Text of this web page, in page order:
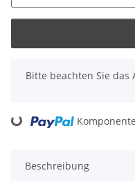
x
Bitte beachten Sie das
Loading...
Beschreibung